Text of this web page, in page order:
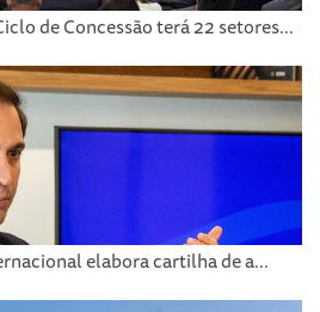
de Concessão terá 22 setores...
elabora cartilha de a...